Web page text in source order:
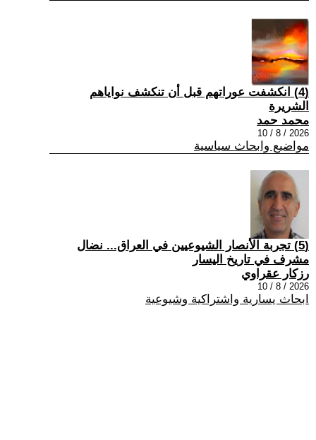
(4) انكشفت عوراتهم قبل أن تنكشف نواياهم
الشريرة
محمد حمد
2026 / 8 / 10
مواضيع وابحاث سياسية
(5) تجربة الأنصار الشيوعيين في العراق... نضال
مشرف في تاريخ اليسار
رزكار عقراوي
2026 / 8 / 10
ابحاث يسارية واشتراكية وشيوعية